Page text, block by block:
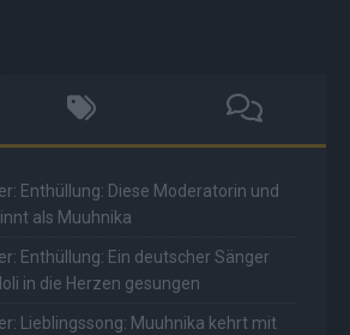
Enthüllung: Diese Moderatorin und
als Muuhnika
Enthüllung: Ein deutscher Sänger
in die Herzen gesungen
Lieblingssong: Muuhnika kehrt mit